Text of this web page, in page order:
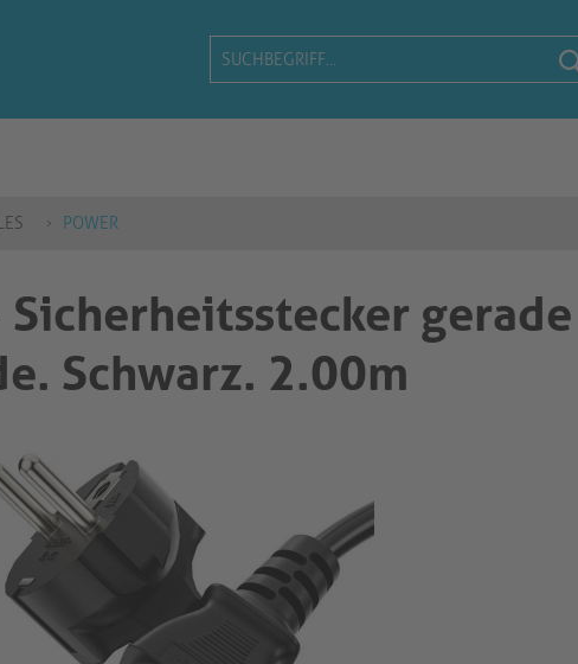
POWER
gerade
Schwarz. 2.00m